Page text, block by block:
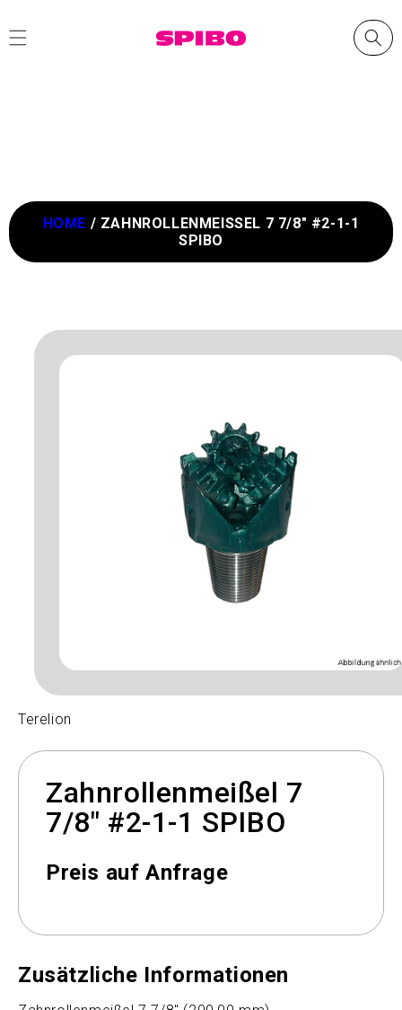
HOME / ZAHNROLLENMEISSEL 7 7/8" #2-1-1 S
PIBO
Terelion
Zahnrollenmeißel 7
7/8" #2-1-1 SPIBO
Preis auf Anfrage
Zusätzliche Informationen